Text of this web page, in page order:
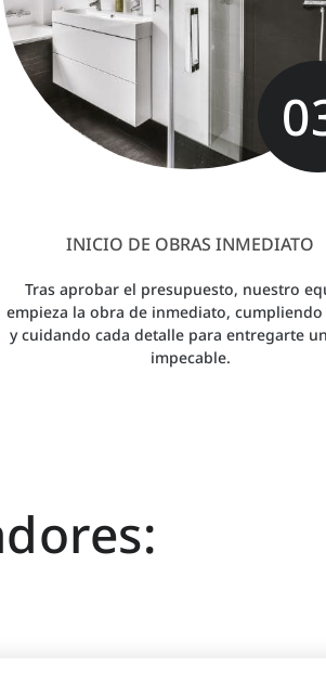
INICIO DE OBRAS INMEDIATO
Tras aprobar el presupuesto, nuestro
empieza la obra de inmediato, cumpliendo
y cuidando cada detalle para entregarte
impecable.